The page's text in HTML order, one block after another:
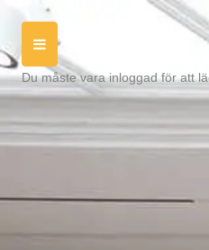
Du måste vara inloggad för att